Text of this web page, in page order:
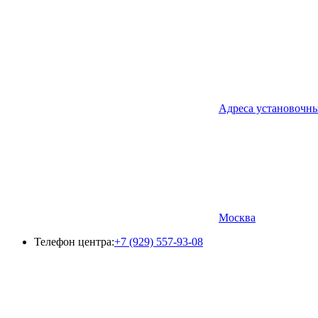
Адреса
Москва
Телефон центра:+7 (929) 557-93-08